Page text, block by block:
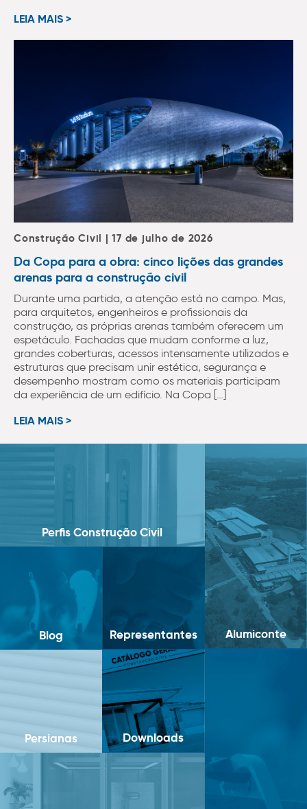
LEIA MAIS >
Construção Civil | 17 de julho de 2026
Da Copa para a obra: cinco lições das grandes
arenas para a construção civil
Durante uma partida, a atenção está no campo. Mas,
para arquitetos, engenheiros e profissionais da
construção, as próprias arenas também oferecem um
espetáculo. Fachadas que mudam conforme a luz,
grandes coberturas, acessos intensamente utilizados e
estruturas que precisam unir estética, segurança e
desempenho mostram como os materiais participam
da experiência de um edifício. Na Copa […]
LEIA MAIS >
Perfis Construção Civil
Alumiconte
Blog Representantes
Persianas Downloads